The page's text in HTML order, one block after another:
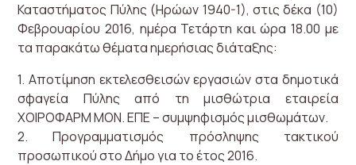
Καταστήματος Πύλης (Ηρώων 1940-1), στις δέκα (10)
Φεβρουαρίου 2016, ημέρα Τετάρτη και ώρα 18.00 με
τα παρακάτω θέματα ημερήσιας διάταξης:
1. Αποτίμηση εκτελεσθεισών εργασιών στα δημοτικά
σφαγεία Πύλης από τη μισθώτρια εταιρεία
ΧΟΙΡΟΦΑΡΜ ΜΟΝ. ΕΠΕ – συμψηφισμός μισθωμάτων.
2. Προγραμματισμός πρόσληψης τακτικού
προσωπικού στο Δήμο για το έτος 2016.